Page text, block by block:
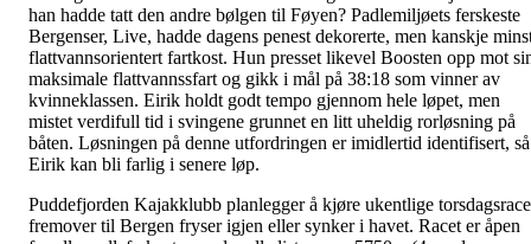
han hadde tatt den andre bølgen til Føyen? Padlemiljøets ferskeste
Bergenser, Live, hadde dagens penest dekorerte, men kanskje
flattvannsorientert fartkost. Hun presset likevel Boosten opp mot
maksimale flattvannssfart og gikk i mål på 38:18 som vinner av
kvinneklassen. Eirik holdt godt tempo gjennom hele løpet, men
mistet verdifull tid i svingene grunnet en litt uheldig rorløsning på
båten. Løsningen på denne utfordringen er imidlertid identifisert, så
Eirik kan bli farlig i senere løp.
Puddefjorden Kajakklubb planlegger å kjøre ukentlige torsdagsrace
fremover til Bergen fryser igjen eller synker i havet. Racet er åpen